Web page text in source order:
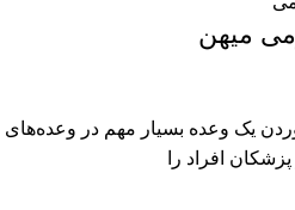
یک وعده بسیار مهم در وعده‌های
افراد را